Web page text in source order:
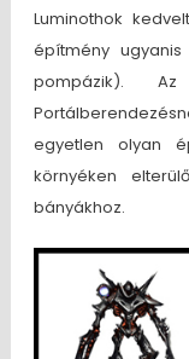
Luminothok
építmény
pompázik).
egyetlen olyan
környéken
bányákhoz.